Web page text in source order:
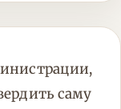
саму